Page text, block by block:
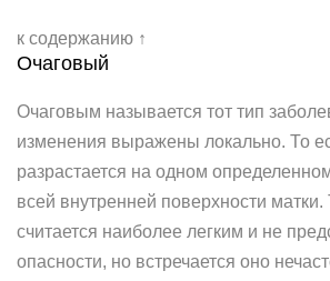
к содержанию ↑
Очаговый
Очаговым называется тот тип
изменения выражены локально. То
разрастается на одном
всей внутренней поверхности матки.
считается наиболее легким и не
опасности, но встречается оно